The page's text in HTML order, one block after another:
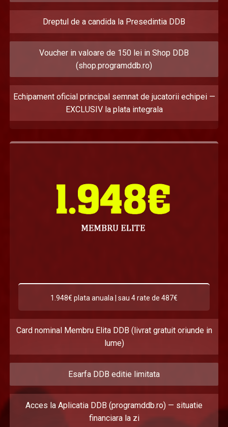
Dreptul de a candida la Presedintia DDB
Voucher in valoare de 150 lei in Shop DDB
(shop.programddb.ro)
Echipament oficial principal semnat de jucatorii echipei —
EXCLUSIV la plata integrala
1.948€ plata anuala | sau 4 rate de 487€
Card nominal Membru Elita DDB (livrat gratuit oriunde in
lume)
Esarfa DDB editie limitata
Acces la Aplicatia DDB (programddb.ro) — situatie
financiara la zi